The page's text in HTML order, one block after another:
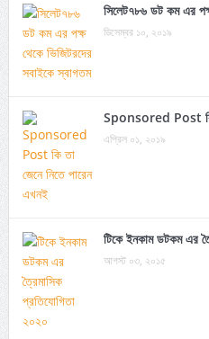
সিলেট৭৮৬ ডট কম এর
ডিসেম্বর ১০, ২০১৯
Sponsored Post কি
এপ্রিল ০১, ২০১৯
টিকে ইনকাম ডটকম এর
আগস্ট ০৩, ২০১৫